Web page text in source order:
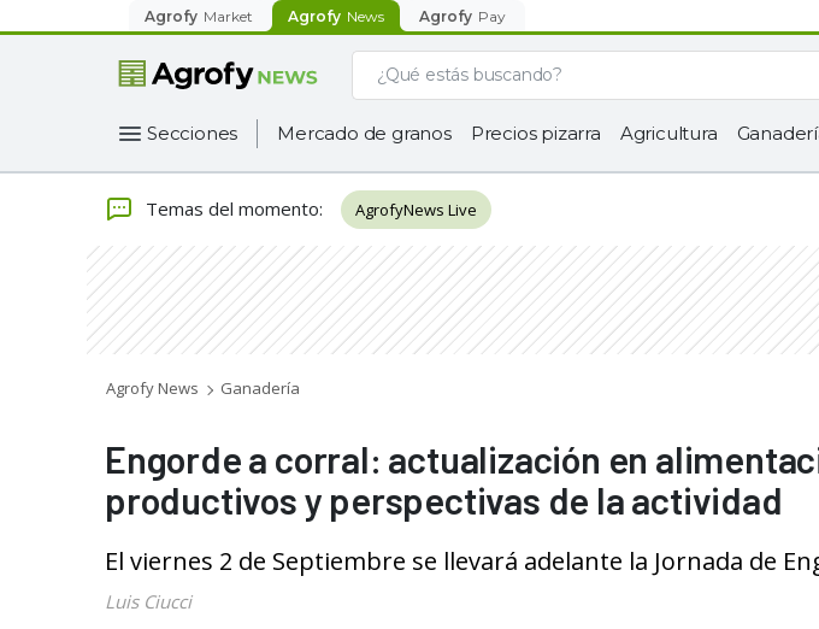
Agrofy Market Agrofy News Agrofy Pay
Secciones Mercado de granos Precios pizarra Agricultura
Temas del momento: AgrofyNews Live
Agrofy News Ganadería
Engorde a corral: actualización en
productivos y perspectivas de la actividad
El viernes 2 de Septiembre se llevará adelante la Jornada de
Luis Ciucci